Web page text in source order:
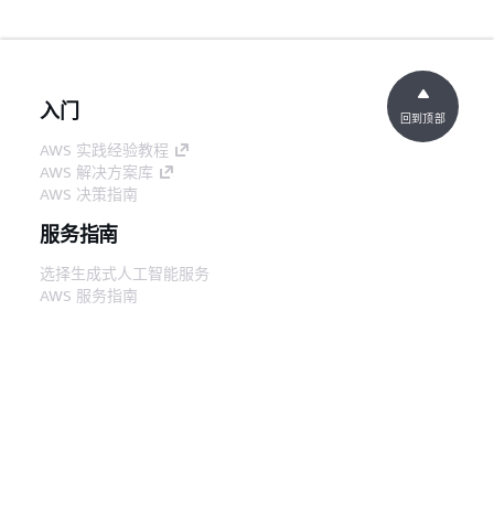
入门
AWS 实践经验教程
AWS 解决方案库
AWS 决策指南
服务指南
选择生成式人工智能服务
AWS 服务指南
回到顶部